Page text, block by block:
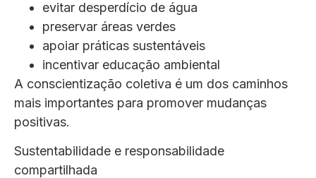
evitar desperdício de água
preservar áreas verdes
apoiar práticas sustentáveis
incentivar educação ambiental
A conscientização coletiva é um dos caminhos
mais importantes para promover mudanças
positivas.
Sustentabilidade e responsabilidade
compartilhada